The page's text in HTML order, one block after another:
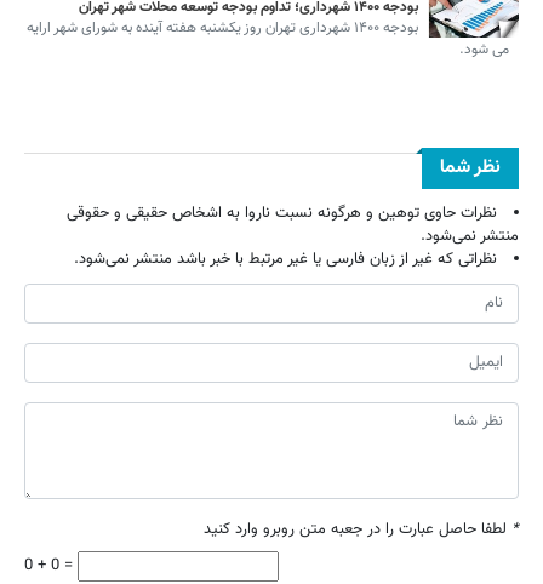
بودجه ۱۴۰۰ شهرداری؛ تداوم بودجه توسعه محلات شهر تهران
بودجه ۱۴۰۰ شهرداری تهران روز یکشنبه هفته آینده به شورای شهر ارایه
می شود.
نظر شما
نظرات حاوی توهین و هرگونه نسبت ناروا به اشخاص حقیقی و حقوقی
منتشر نمی‌شود.
نظراتی که غیر از زبان فارسی یا غیر مرتبط با خبر باشد منتشر نمی‌شود.
* لطفا حاصل عبارت را در جعبه متن روبرو وارد کنید
0 + 0 =